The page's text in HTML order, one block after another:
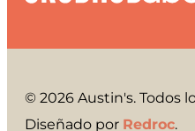
© 2026 Austin's. Todos
Diseñado por Redroc.